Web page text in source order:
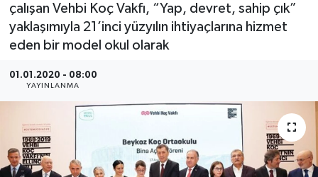
çalışan Vehbi Koç Vakfı, “Yap, devret, sahip çık”
yaklaşımıyla 21’inci yüzyılın ihtiyaçlarına hizmet
eden bir model okul olarak
01.01.2020 - 08:00
YAYINLANMA
KAPAK
SEKTÖR
ŞİRKET PANO
SÖYLEŞİ